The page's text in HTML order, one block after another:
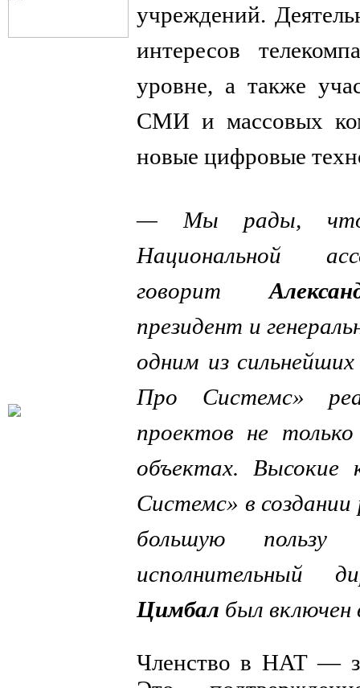
учреждений.
интересов
уровне, а также
СМИ и массовых
новые цифровые
— Мы рады, что
Национальной
говорит
президент и
одним из
Про Системс»
проектов не
объектах.
Cистемс» в
большую пользу
Цимбал был включен
Членство в НАТ —